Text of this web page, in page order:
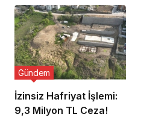
İzinsiz Hafriyat İşlemi:
9,3 Milyon TL Ceza!
Gündem